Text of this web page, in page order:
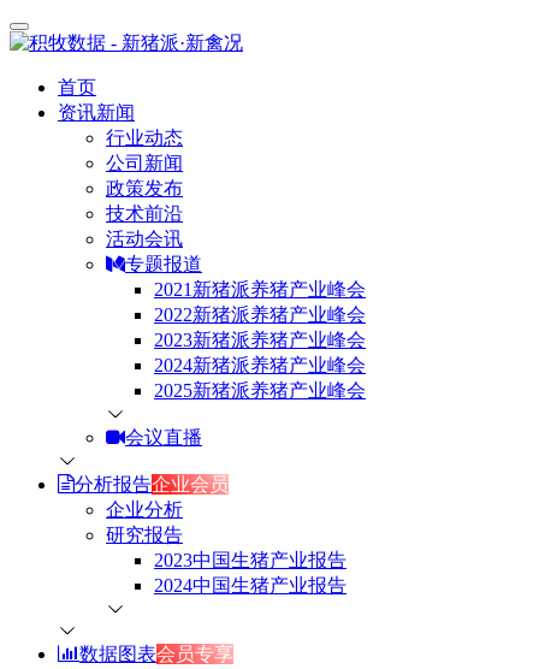
首页
资讯新闻
行业动态
公司新闻
政策发布
技术前沿
活动会讯
专题报道
2021新猪派养猪产业峰会
2022新猪派养猪产业峰会
2023新猪派养猪产业峰会
2024新猪派养猪产业峰会
2025新猪派养猪产业峰会
会议直播
分析报告企业会员
企业分析
研究报告
2023中国生猪产业报告
2024中国生猪产业报告
数据图表会员专享